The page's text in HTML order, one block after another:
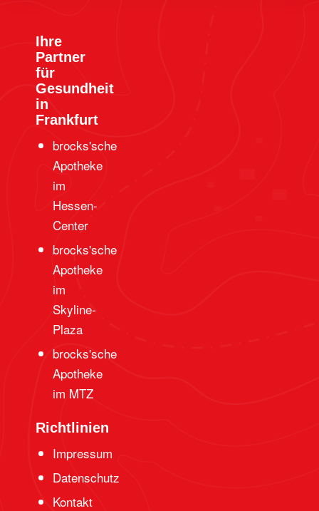
Ihre
Partner
für
Gesundheit
in
Frankfurt
brocks'sche
Apotheke
im
Hessen-
Center
brocks'sche
Apotheke
im
Skyline-
Plaza
brocks'sche
Apotheke
im MTZ
Richtlinien
Impressum
Datenschutz
Kontakt